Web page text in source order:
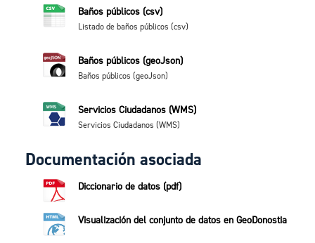
Baños públicos (csv)
Listado de baños públicos (csv)
Baños públicos (geoJson)
Baños públicos (geoJson)
Servicios Ciudadanos (WMS)
Servicios Ciudadanos (WMS)
Documentación asociada
Diccionario de datos (pdf)
Visualización del conjunto de datos en GeoDonostia